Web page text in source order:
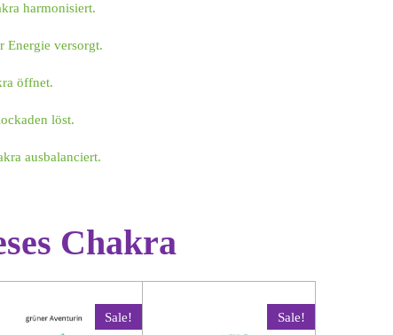
harmonisiert.
Energie versorgt.
öffnet.
löst.
ausbalanciert.
Chakra
Sale! Sale!